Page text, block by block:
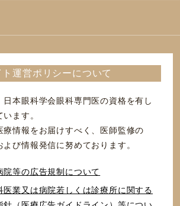
ト運営ポリシーについて
日本眼科学会眼科専門医の資格を有し
ます。
療情報をお届けすべく、医師監修の
び情報発信に努めております。
院等の広告規制について
医業⼜は病院若しくは診療所に関する